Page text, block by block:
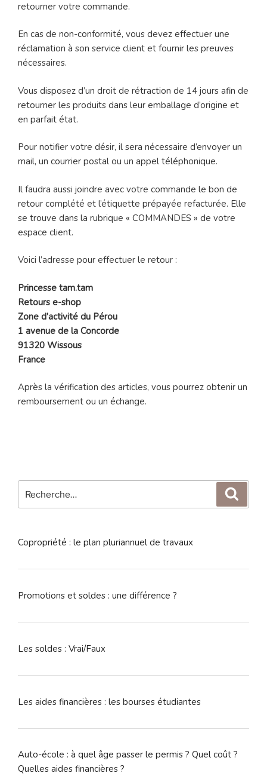
retourner votre commande.
En cas de non-conformité, vous devez effectuer une
réclamation à son service client et fournir les preuves
nécessaires.
Vous disposez d’un droit de rétraction de 14 jours afin de
retourner les produits dans leur emballage d’origine et
en parfait état.
Pour notifier votre désir, il sera nécessaire d’envoyer un
mail, un courrier postal ou un appel téléphonique.
Il faudra aussi joindre avec votre commande le bon de
retour complété et l’étiquette prépayée refacturée. Elle
se trouve dans la rubrique « COMMANDES » de votre
espace client.
Voici l’adresse pour effectuer le retour :
Princesse tam.tam
Retours e-shop
Zone d’activité du Pérou
1 avenue de la Concorde
91320 Wissous
France
Après la vérification des articles, vous pourrez obtenir un
remboursement ou un échange.
pour
Copropriété : le plan pluriannuel de travaux
Promotions et soldes : une différence ?
Les soldes : Vrai/Faux
Les aides financières : les bourses étudiantes
Auto-école : à quel âge passer le permis ? Quel coût ?
Quelles aides financières ?